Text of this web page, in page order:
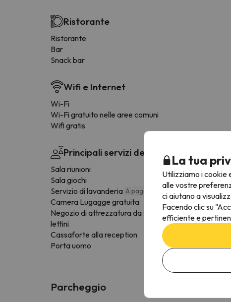
Ristorante
Ristorante
Bar
Snack bar
Wifi e Internet
Wi-Fi
Wi-Fi gratuito nelle aree comuni
Wifi gratis
Principali servizi dell'hotel
Sala riunioni
Sala giochi
Servizio di lavanderia A pagamento
Camera Lugagge gratuita
Negozio di attrezzatura da sci
lettini
Cassaforte alla reception
Porta uomo
Parcheggio
La tua
Utilizziamo i cookie
alle vostre
ci aiutano a
Facendo clic su
efficiente e